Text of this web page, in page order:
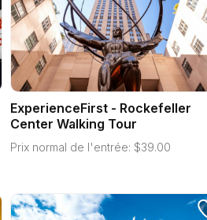
ExperienceFirst - Rockefeller
Center Walking Tour
Prix normal de l'entrée: $39.00